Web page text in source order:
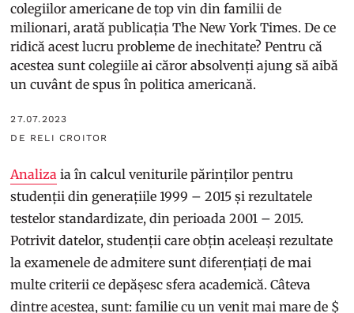
colegiilor americane de top vin din familii de
milionari, arată publicația The New York Times. De ce
ridică acest lucru probleme de inechitate? Pentru că
acestea sunt colegiile ai căror absolvenți ajung să aibă
un cuvânt de spus în politica americană.
27.07.2023
DE RELI CROITOR
Analiza ia în calcul veniturile părinților pentru
studenții din generațiile 1999 – 2015 și rezultatele
testelor standardizate, din perioada 2001 – 2015.
Potrivit datelor, studenții care obțin aceleași rezultate
la examenele de admitere sunt diferențiați de mai
multe criterii ce depășesc sfera academică. Câteva
dintre acestea, sunt: familie cu un venit mai mare de $